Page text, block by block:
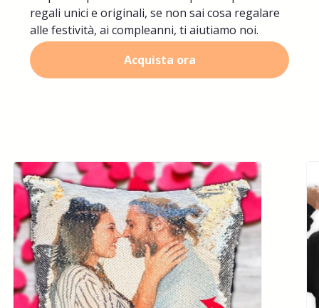
regali unici e originali, se non sai cosa regalare
alle festività, ai compleanni, ti aiutiamo noi.
Acquista ora